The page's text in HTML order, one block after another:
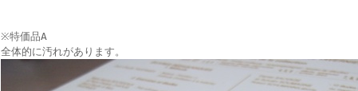
※特価品A
全体的に汚れがあります。